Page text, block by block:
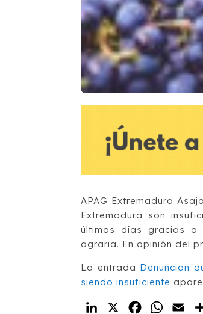
APAG Extremadura
Extremadura son
últimos días gracias a
agraria. En opinión del
La entrada Denuncian
siendo insuficiente
LinkedIn
X Facebook